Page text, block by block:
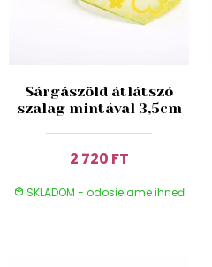
Sárgászöld átlátszó
szalag mintával 3,5cm
2 720 FT
SKLADOM - odosielame ihneď